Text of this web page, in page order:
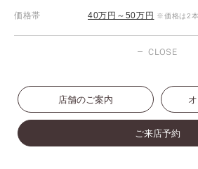
価格帯 40万円～50万円 ※価格は2本
CLOSE
店舗のご案内
ご来店予約